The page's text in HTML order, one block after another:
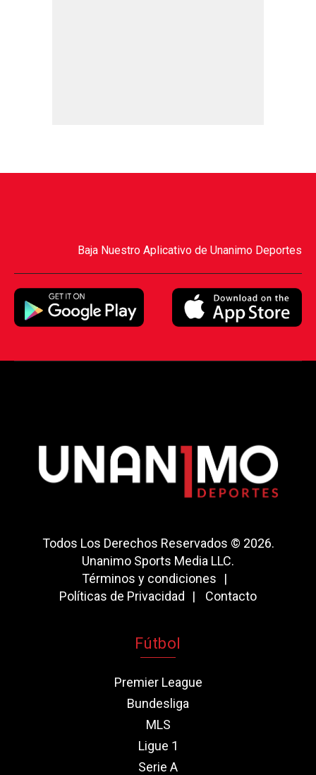
Baja Nuestro Aplicativo de Unanimo Deportes
Todos Los Derechos Reservados © 2026.
Unanimo Sports Media LLC.
Términos y condiciones
Políticas de Privacidad
Contacto
Fútbol
Premier League
Bundesliga
MLS
Ligue 1
Serie A